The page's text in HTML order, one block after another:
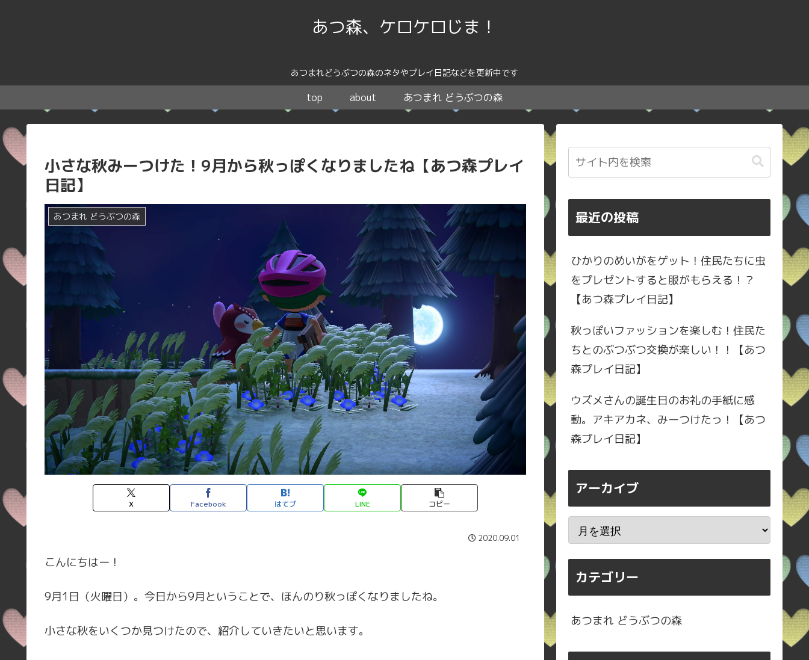
あつ森、ケロケロじま！
あつまれどうぶつの森のネタやプレイ日記などを更新中です
top about あつまれ どうぶつの森
小さな秋みーつけた！9月から秋っぽくなりましたね【あつ森プレイ
日記】
あつまれ どうぶつの森
X Facebook はてブ LINE コピー
2020.09.01
こんにちはー！
9月1日（火曜日）。今日から9月ということで、ほんのり秋っぽくなりましたね。
小さな秋をいくつか見つけたので、紹介していきたいと思います。
最近の投稿
ひかりのめいがをゲット！住民たちに虫
をプレゼントすると服がもらえる！？
【あつ森プレイ日記】
秋っぽいファッションを楽しむ！住民た
ちとのぶつぶつ交換が楽しい！！【あつ
森プレイ日記】
ウズメさんの誕生日のお礼の手紙に感
動。アキアカネ、みーつけたっ！【あつ
森プレイ日記】
アーカイブ
カテゴリー
あつまれ どうぶつの森